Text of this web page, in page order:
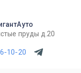
пруды д.20
10-20